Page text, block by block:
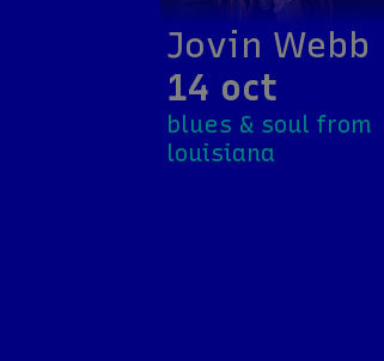
Jovin Webb
14 oct
blues & soul from
louisiana